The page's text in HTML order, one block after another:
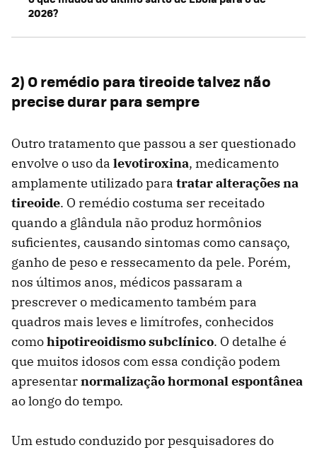
2026?
2) O remédio para tireoide talvez não
precise durar para sempre
Outro tratamento que passou a ser questionado
envolve o uso da levotiroxina, medicamento
amplamente utilizado para tratar alterações na
tireoide. O remédio costuma ser receitado
quando a glândula não produz hormônios
suficientes, causando sintomas como cansaço,
ganho de peso e ressecamento da pele. Porém,
nos últimos anos, médicos passaram a
prescrever o medicamento também para
quadros mais leves e limítrofes, conhecidos
comohipotireoidismo subclínico. O detalhe é
que muitos idosos com essa condição podem
apresentarnormalização hormonal espontânea
ao longo do tempo.
Um estudo conduzido por pesquisadores do